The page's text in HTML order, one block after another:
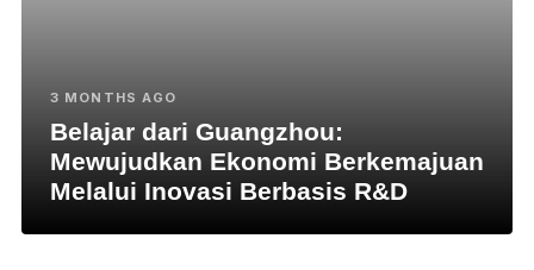
3 MONTHS AGO
Belajar dari Guangzhou:
Mewujudkan Ekonomi Berkemajuan
Melalui Inovasi Berbasis R&D